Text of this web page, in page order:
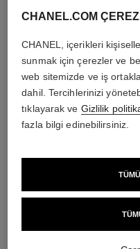
THE
CHANEL.COM
CHANEL, içerikleri
sunmak için çerezler ve
web sitemizde ve iş
dahil. Tercihlerinizi
tıklayarak ve Gizlilik
fazla bilgi edinebilirsiniz.